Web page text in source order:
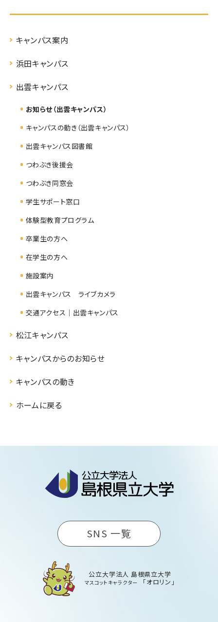
キャンパス案内
浜田キャンパス
出雲キャンパス
お知らせ（出雲キャンパス）
キャンパスの動き（出雲キャンパス）
出雲キャンパス図書館
つわぶき後援会
つわぶき同窓会
学生サポート窓口
体験型教育プログラム
卒業生の方へ
在学生の方へ
施設案内
出雲キャンパス ライブカメラ
交通アクセス｜出雲キャンパス
松江キャンパス
キャンパスからのお知らせ
キャンパスの動き
ホームに戻る
SNS 一覧
公立大学法人 島根県立大学
マスコットキャラクター 「オロリン」